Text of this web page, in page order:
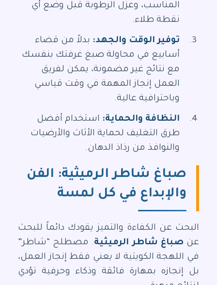
المناسب، وعزل الرطوبة قبل وضع أي
نقطة طلاء.
توفير الوقت والجهد: بدلاً من قضاء
أسابيع في محاولة صبغ غرفتك بنفسك
مع نتائج غير مضمونة، يمكن لفريق
العمل إنجاز المهمة في وقت قياسي
وباحترافية عالية.
النظافة والحماية: استخدام أفضل
طرق التغليف لحماية الأثاث والأرضيات
والنوافذ من رذاذ الدهان.
صباغ شاطر الرميثية: الفن
والإبداع في كل لمسة
البحث عن الكفاءة والتميز يقودك دائماً للبحث
عن صباغ شاطر الرميثية. مصطلح “شاطر”
في اللهجة الكويتية لا يعني فقط إنجاز العمل،
بل إنجازه بمهارة فائقة وذكاء وحرفية تؤدي